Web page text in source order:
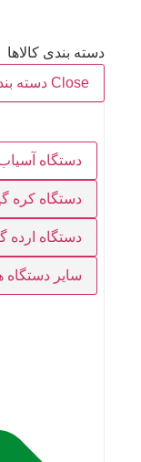
دسته بندی کالاها
Close دسته بندی کالاها
دستگاه
دستگاه کره
دستگاه ارده
سایر دستگاه